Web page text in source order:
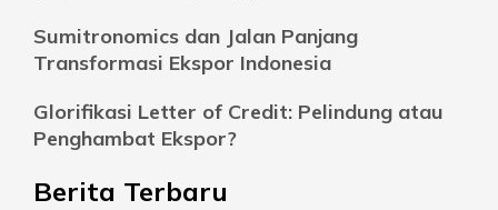
Sumitronomics dan Jalan Panjang
Transformasi Ekspor Indonesia
Glorifikasi Letter of Credit: Pelindung atau
Penghambat Ekspor?
Berita Terbaru